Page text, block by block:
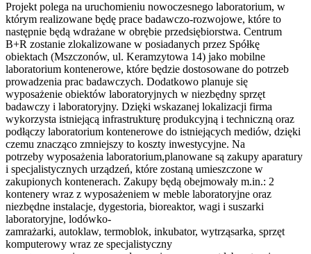
Projekt polega na uruchomieniu nowoczesnego laboratorium, w
którym realizowane będę prace badawczo-rozwojowe, które to
następnie będą wdrażane w obrębie przedsiębiorstwa. Centrum
B+R zostanie zlokalizowane w posiadanych przez Spółkę
obiektach (Mszczonów, ul. Keramzytowa 14) jako mobilne
laboratorium kontenerowe, które będzie dostosowane do potrzeb
prowadzenia prac badawczych. Dodatkowo planuje się
wyposażenie obiektów laboratoryjnych w niezbędny sprzęt
badawczy i laboratoryjny. Dzięki wskazanej lokalizacji firma
wykorzysta istniejącą infrastrukturę produkcyjną i techniczną oraz
podłączy laboratorium kontenerowe do istniejących mediów, dzięki
czemu znacząco zmniejszy to koszty inwestycyjne. Na
potrzeby wyposażenia laboratorium,planowane są zakupy aparatury
i specjalistycznych urządzeń, które zostaną umieszczone w
zakupionych kontenerach. Zakupy będą obejmowały m.in.: 2
kontenery wraz z wyposażeniem w meble laboratoryjne oraz
niezbędne instalacje, dygestoria, bioreaktor, wagi i suszarki
laboratoryjne, lodówko-
zamrażarki, autoklaw, termoblok, inkubator, wytrząsarka, sprzęt
komputerowy wraz ze specjalistyczny